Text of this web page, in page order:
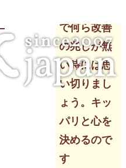
で何ら改善
の兆しが無
い時には思
い切りまし
ょう。キッ
パリと心を
決めるので
す